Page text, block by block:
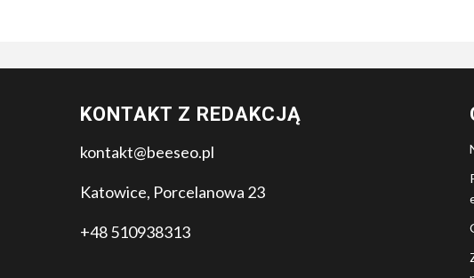
KONTAKT Z REDAKCJĄ
kontakt@beeseo.pl
Katowice, Porcelanowa 23
+48 510938313